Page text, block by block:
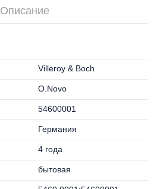
Описание
Villeroy & Boch
O.Novo
54600001
Германия
4 года
бытовая